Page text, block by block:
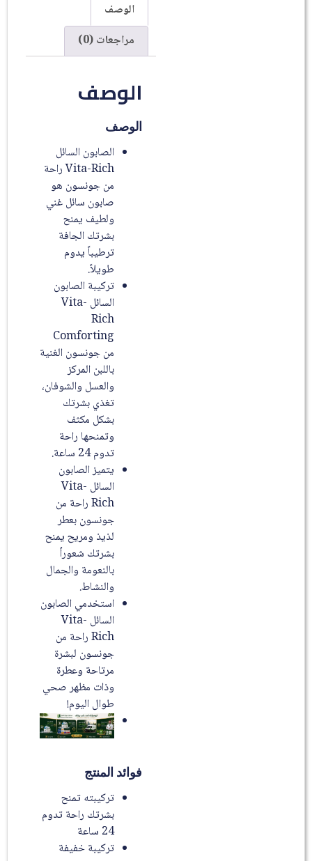
الوصف
مراجعات (0)
الوصف
الوصف
الصابون السائل
Vita-Rich راحة
من جونسون هو
صابون سائل غني
ولطيف يمنح
بشرتك الجافة
ترطيباً يدوم
طويلاً.
تركيبة الصابون
السائل Vita-
Rich
Comforting
من جونسون الغنية
باللبن المركز
والعسل والشوفان،
تغذي بشرتك
بشكل مكثف
وتمنحها راحة
تدوم 24 ساعة.
يتميز الصابون
السائل Vita-
Rich راحة من
جونسون بعطر
لذيذ ومريح يمنح
بشرتك شعوراُ
بالنعومة والجمال
والنشاط.
استخدمي الصابون
السائل Vita-
Rich راحة من
جونسون لبشرة
مرتاحة وعطرة
وذات مظهر صحي
طوال اليوم!
فوائد المنتج
تركيبته تمنح
بشرتك راحة تدوم
24 ساعة
تركيبة خفيفة